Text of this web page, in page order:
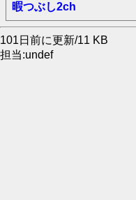
暇つぶし2ch
101日前に更新/11 KB
担当:undef